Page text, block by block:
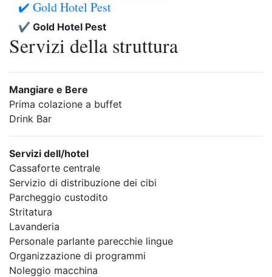
✔️ Gold Hotel Pest
✔️ Gold Hotel Pest
Servizi della struttura
Mangiare e Bere
Prima colazione a buffet
Drink Bar
Servizi dell/hotel
Cassaforte centrale
Servizio di distribuzione dei cibi
Parcheggio custodito
Stritatura
Lavanderia
Personale parlante parecchie lingue
Organizzazione di programmi
Noleggio macchina